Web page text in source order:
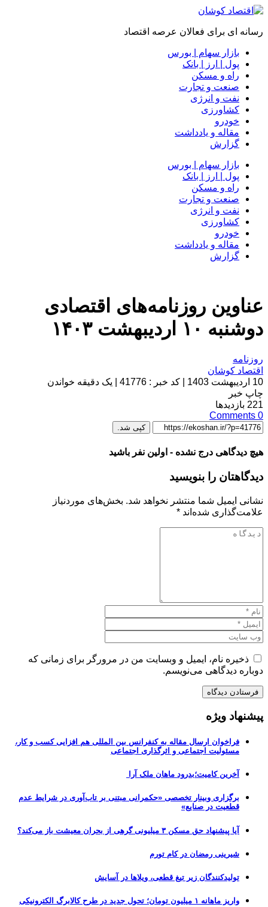
رسانه ای برای فعالان عرصه اقتصاد
بازار سهام | بورس
پول | ارز | بانک
راه و مسکن
صنعت و تجارت
نفت و انرژی
کشاورزی
خودرو
مقاله و یادداشت
گزارش
بازار سهام | بورس
پول | ارز | بانک
راه و مسکن
صنعت و تجارت
نفت و انرژی
کشاورزی
خودرو
مقاله و یادداشت
گزارش
عناوین روزنامه‌های اقتصادی
دوشنبه ۱۰ ارديبهشت ۱۴۰۳
روزنامه
اقتصاد کوشان
10 اردیبهشت 1403
کد خبر : 41776
یک دقیقه خواندن
چاپ خبر
221 بازدیدها
0
Comments
کپی شد.
هیچ دیدگاهی درج نشده - اولین نفر باشید
دیدگاهتان را بنویسید
نشانی ایمیل شما منتشر نخواهد شد. بخش‌های موردنیاز
علامت‌گذاری شده‌اند *
ذخیره نام، ایمیل و وبسایت من در مرورگر برای زمانی که
دوباره دیدگاهی می‌نویسم.
پیشنهاد ویژه
فراخوان ارسال مقاله به کنفرانس بین المللی هم افزایی کسب و کار،
مسئولیت اجتماعی و اثرگذاری اجتماعی
آخرین کامیت؛بدرود ماهان ملک آرا
برگزاری وبینار تخصصی «حکمرانی مبتنی بر تاب‌آوری در شرایط عدم
قطعیت در صنایع»
آیا پیشنهاد حق مسکن ۳ میلیونی گرهی از بحران معیشت باز می‌کند؟
شیرینی رمضان در کام تورم
تولیدکنندگان زیر تیغ قطعی، ویلاها در آسایش
واریز ماهانه ۱ میلیون تومان؛ تحول جدید در طرح کالابرگ الکترونیکی